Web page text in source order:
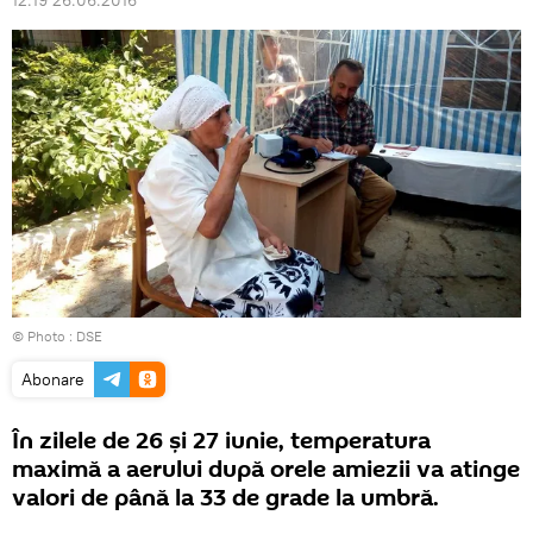
© Photo : DSE
Abonare
În zilele de 26 și 27 iunie, temperatura
maximă a aerului după orele amiezii va atinge
valori de până la 33 de grade la umbră.